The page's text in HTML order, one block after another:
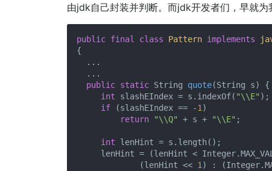
由jdk自己封装并判断。而jdk开发者们，早就为
public final class Pattern implements
{
  ...
  ...
public static String quote(String s)
{
int slashEIndex = s.indexOf( "\\E" );
if (slashEIndex == -1 )
return
"\\Q" + s + "\\E" ;
int lenHint = s.length();
lenHint = (lenHint <
             (lenHint <<
1 ) :